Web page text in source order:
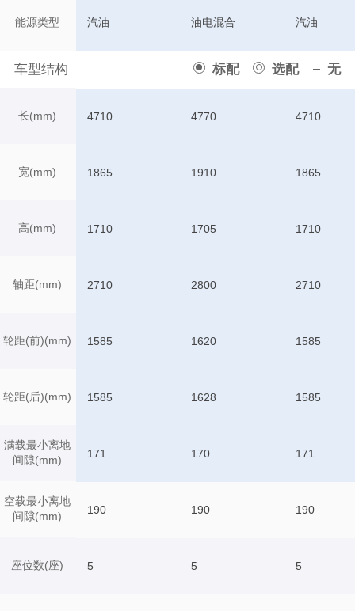
能源类型
车型结构 标配 选配 无
长(mm)
宽(mm)
高(mm)
轴距(mm)
轮距(前)(mm)
轮距(后)(mm)
满载最小离地
间隙(mm)
空载最小离地
间隙(mm)
座位数(座)
汽油 油电混合 汽油
4710 4770 4710
1865 1910 1865
1710 1705 1710
2710 2800 2710
1585 1620 1585
1585 1628 1585
171 170 171
190 190 190
5 5 5